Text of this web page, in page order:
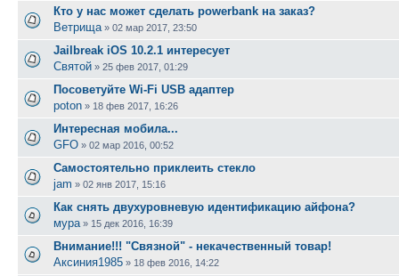
Кто у нас может сделать powerbank на заказ?
Ветрища» 02 мар 2017, 23:50
Jailbreak iOS 10.2.1 интересует
Святой » 25 фев 2017, 01:29
Посоветуйте Wi-Fi USB адаптер
poton » 18 фев 2017, 16:26
Интересная мобила...
GFO » 02 мар 2016, 00:52
Самостоятельно приклеить стекло
jam » 02 янв 2017, 15:16
Как снять двухуровневую идентификацию айфона?
мура» 15 дек 2016, 16:39
Внимание!!! "Связной" - некачественный товар!
Aксиния1985 » 18 фев 2016, 14:22